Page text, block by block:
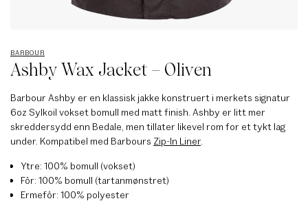
BARBOUR
Ashby Wax Jacket – Oliven
Barbour Ashby er en klassisk jakke konstruert i merkets signatur
6oz Sylkoil vokset bomull med matt finish. Ashby er litt mer
skreddersydd enn Bedale, men tillater likevel rom for et tykt lag
under. Kompatibel med Barbours Zip-In Liner
Ytre: 100% bomull (vokset)
Fôr: 100% bomull (tartanmønstret)
Ermefôr: 100% polyester